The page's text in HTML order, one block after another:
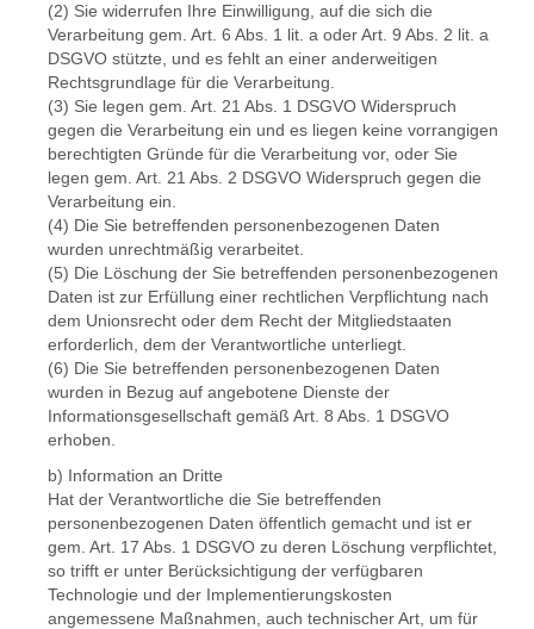
(2) Sie widerrufen Ihre Einwilligung, auf die sich die
Verarbeitung gem. Art. 6 Abs. 1 lit. a oder Art. 9 Abs. 2 lit. a
DSGVO stützte, und es fehlt an einer anderweitigen
Rechtsgrundlage für die Verarbeitung.
(3) Sie legen gem. Art. 21 Abs. 1 DSGVO Widerspruch
gegen die Verarbeitung ein und es liegen keine vorrangigen
berechtigten Gründe für die Verarbeitung vor, oder Sie
legen gem. Art. 21 Abs. 2 DSGVO Widerspruch gegen die
Verarbeitung ein.
(4) Die Sie betreffenden personenbezogenen Daten
wurden unrechtmäßig verarbeitet.
(5) Die Löschung der Sie betreffenden personenbezogenen
Daten ist zur Erfüllung einer rechtlichen Verpflichtung nach
dem Unionsrecht oder dem Recht der Mitgliedstaaten
erforderlich, dem der Verantwortliche unterliegt.
(6) Die Sie betreffenden personenbezogenen Daten
wurden in Bezug auf angebotene Dienste der
Informationsgesellschaft gemäß Art. 8 Abs. 1 DSGVO
erhoben.
b) Information an Dritte
Hat der Verantwortliche die Sie betreffenden
personenbezogenen Daten öffentlich gemacht und ist er
gem. Art. 17 Abs. 1 DSGVO zu deren Löschung verpflichtet,
so trifft er unter Berücksichtigung der verfügbaren
Technologie und der Implementierungskosten
angemessene Maßnahmen, auch technischer Art, um für